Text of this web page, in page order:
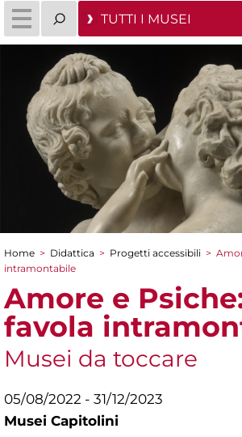
TUTTI I MUSEI
Tu sei qui
Home > Didattica > Progetti accessibili >
intramontabile
Amore e
favola
Musei da toccare
05/08/2022 - 31/12/2023
Musei Capitolini